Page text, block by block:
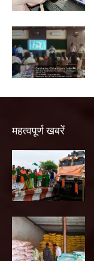
महत्वपूर्ण खबरें